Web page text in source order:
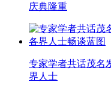
庆典隆重
专家学者共话茂名
界人士